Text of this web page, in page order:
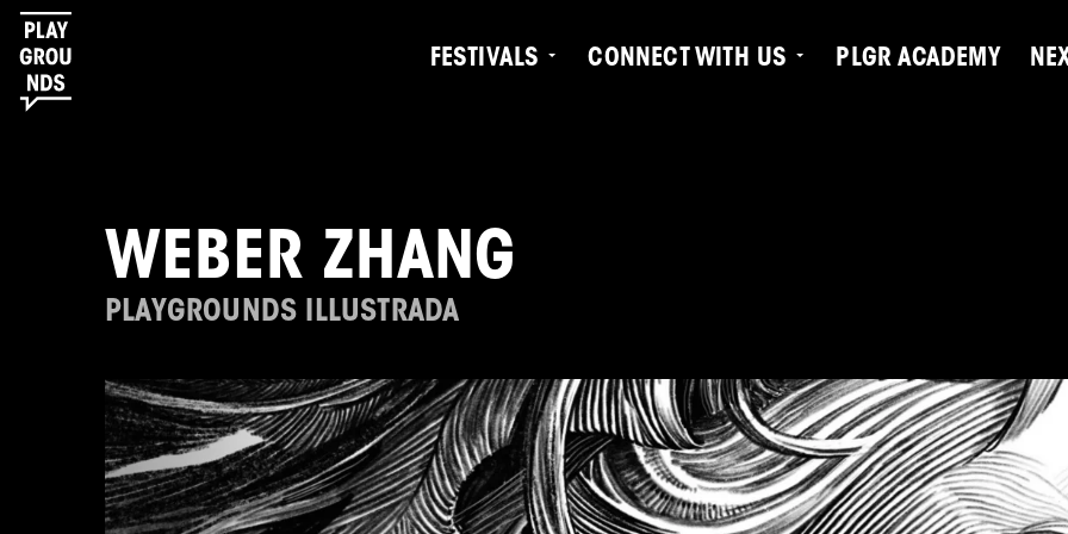
FESTIVALS CONNECT WITH US PLGR ACADEMY
WEBER ZHANG
PLAYGROUNDS ILLUSTRADA